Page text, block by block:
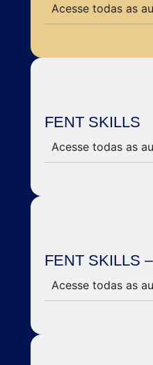
Acesse todas as
FENT SKILLS
Acesse todas as
FENT SKILLS
Acesse todas as